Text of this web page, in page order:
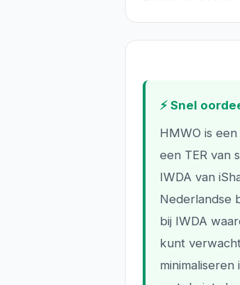
⚡ Snel
HMWO is
een TER van
IWDA van
Nederlandse
bij IWDA
kunt